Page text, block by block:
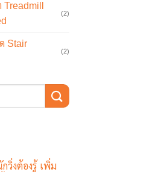
(2)
Stair
(2)
วิ่งต้องรู้ เพิ่ม